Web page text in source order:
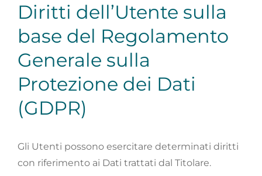
Diritti dell’Utente sulla
base del Regolamento
Generale sulla
Protezione dei Dati
(GDPR)
Gli Utenti possono esercitare determinati diritti
con riferimento ai Dati trattati dal Titolare.